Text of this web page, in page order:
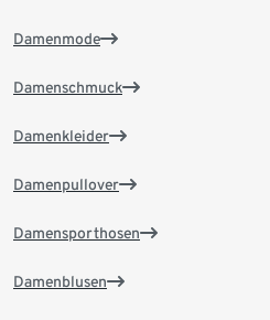
Damenmode
Damenschmuck
Damenkleider
Damenpullover
Damensporthosen
Damenblusen